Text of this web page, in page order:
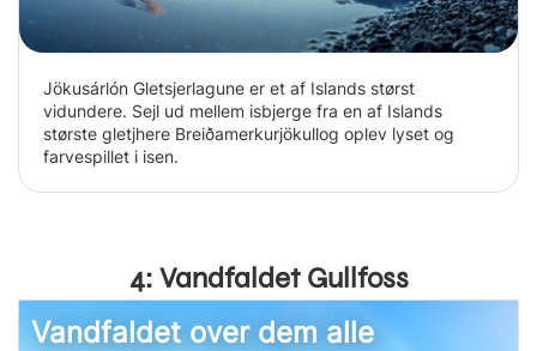
Jökusárlón Gletsjerlagune er et af Islands størst
vidundere. Sejl ud mellem isbjerge fra en af Islands
største gletjhere Breiðamerkurjökullog oplev lyset og
farvespillet i isen.
4: Vandfaldet Gullfoss
Vandfaldet over dem alle